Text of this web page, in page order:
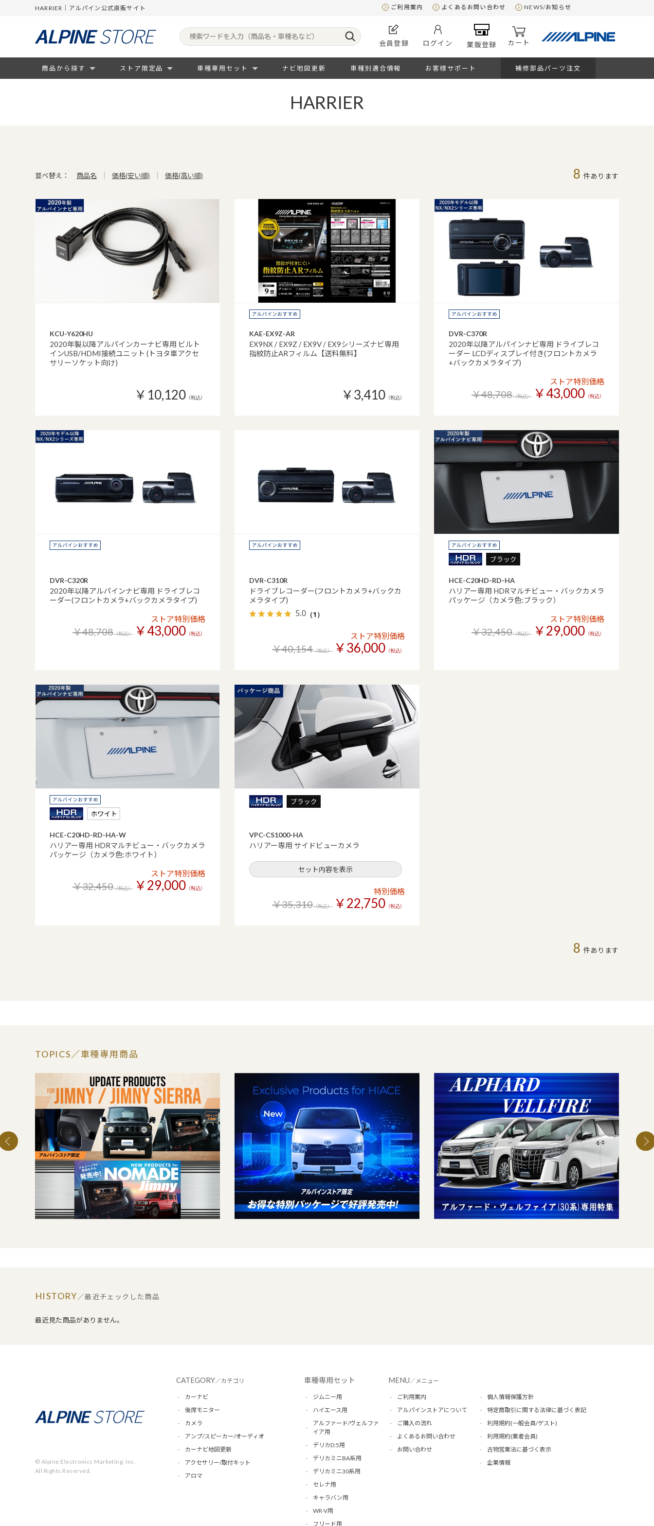
HARRIER｜アルパイン公式直販サイト ご利用案内 よくあるお問い合わせ NEWS/お知らせ
会員登録 ログイン 業販登録 カート
商品から探す ストア限定品 車種専用セット ナビ地図更新 車種別適合情報 お客様サポート 補修部品パーツ注文
HARRIER
並べ替え： 商品名 価格(安い順) 価格(高い順) 8 件あります
KCU-Y620HU
2020年製以降アルパインカーナビ専用 ビルト
インUSB/HDMI接続ユニット (トヨタ車アクセ
サリーソケット向け)
￥10,120 （税込）
KAE-EX9Z-AR
EX9NX / EX9Z / EX9V / EX9シリーズナビ専用
指紋防止ARフィルム【送料無料】
￥3,410 （税込）
DVR-C370R
2020年以降アルパインナビ専用 ドライブレコ
ーダー LCDディスプレイ付き(フロントカメラ
+バックカメラタイプ)
ストア特別価格
￥48,708（税込） ￥43,000 （税込）
DVR-C320R
2020年以降アルパインナビ専用 ドライブレコ
ーダー(フロントカメラ+バックカメラタイプ)
ストア特別価格
￥48,708（税込） ￥43,000 （税込）
DVR-C310R
ドライブレコーダー(フロントカメラ+バックカ
メラタイプ)
5.0 （1）
ストア特別価格
￥40,154（税込） ￥36,000 （税込）
HCE-C20HD-RD-HA
ハリアー専用 HDRマルチビュー・バックカメラ
パッケージ（カメラ色:ブラック）
ストア特別価格
￥32,450（税込） ￥29,000 （税込）
HCE-C20HD-RD-HA-W
ハリアー専用 HDRマルチビュー・バックカメラ
パッケージ（カメラ色:ホワイト）
ストア特別価格
￥32,450（税込） ￥29,000 （税込）
VPC-CS1000-HA
ハリアー専用 サイドビューカメラ
セット内容を表示
特別価格
￥35,310（税込） ￥22,750 （税込）
8 件あります
TOPICS ／車種専用商品
HISTORY／最近チェックした商品
最近見た商品がありません。
© Alpine Electronics Marketing, Inc.
All Rights Reserved.
CATEGORY／カテゴリ
カーナビ
後席モニター
カメラ
アンプ/スピーカー/オーディオ
カーナビ地図更新
アクセサリー/取付キット
アロマ
車種専用セット
ジムニー用
ハイエース用
アルファード/ヴェルファ
イア用
デリカD:5用
デリカミニBA系用
デリカミニ30系用
セレナ用
キャラバン用
WR-V用
フリード用
MENU／メニュー
ご利用案内
アルパインストアについて
ご購入の流れ
よくあるお問い合わせ
お問い合わせ
個人情報保護方針
特定商取引に関する法律に基づく表記
利用規約(一般会員/ゲスト)
利用規約(業者会員)
古物営業法に基づく表示
企業情報